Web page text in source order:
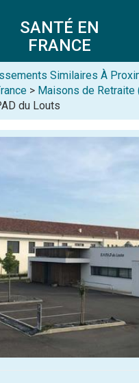
SANTÉ EN
FRANCE
Similaires À
> Maisons de Retraite
du Louts